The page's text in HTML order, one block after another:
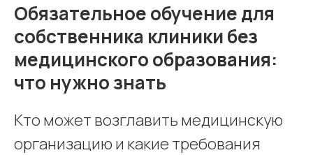
Обязательное обучение для
собственника клиники без
медицинского образования:
что нужно знать
Кто может возглавить медицинскую
организацию и какие требования